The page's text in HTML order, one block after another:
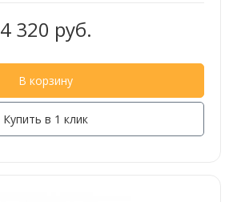
4 320 руб.
В корзину
Купить в 1 клик